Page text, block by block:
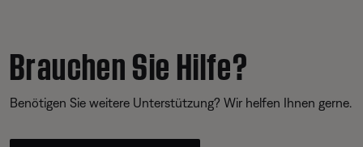
Brauchen Sie Hilfe?
Benötigen Sie weitere Unterstützung? Wir helfen Ihnen gerne.